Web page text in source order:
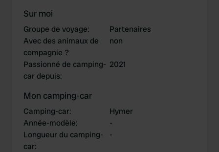
Sur moi
Groupe de voyage:
Partenaires
Avec des animaux de
compagnie ?
non
Passionné de camping-
car depuis:
2021
Mon camping-car
Camping-car:
Hymer
Année-modèle:
-
Longueur du camping-
car:
-